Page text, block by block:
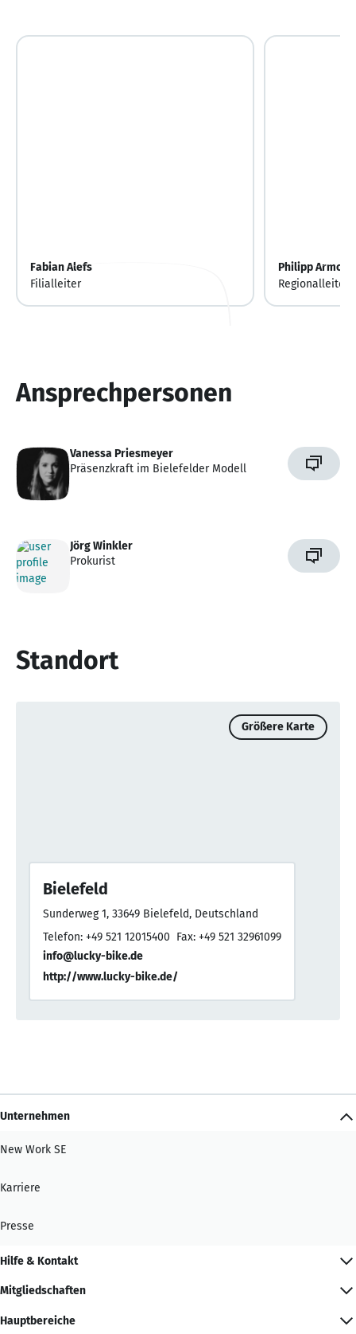
Fabian Alefs
Filialleiter
Philipp
Regionalleiter
Ansprechpersonen
Vanessa Priesmeyer
Präsenzkraft im Bielefelder Modell
Jörg Winkler
Prokurist
Standort
Größere Karte
Bielefeld
Sunderweg 1, 33649 Bielefeld, Deutschland
Telefon: +49 521 12015400 Fax: +49 521 32961099
info@lucky-bike.de
http://www.lucky-bike.de/
Unternehmen
New Work SE
Karriere
Presse
Hilfe & Kontakt
Mitgliedschaften
Hauptbereiche